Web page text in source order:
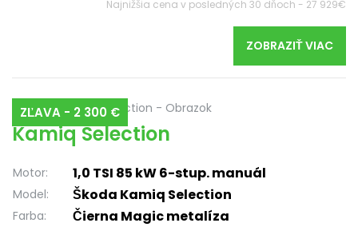
Najnižšia cena v posledných 30 dňoch - 27 929€
ZOBRAZIŤ VIAC
ZĽAVA - 2 300 €
Kamiq Selection
Motor: 1,0 TSI 85 kW 6-stup. manuál
Model: Škoda Kamiq Selection
Farba: Čierna Magic metalíza